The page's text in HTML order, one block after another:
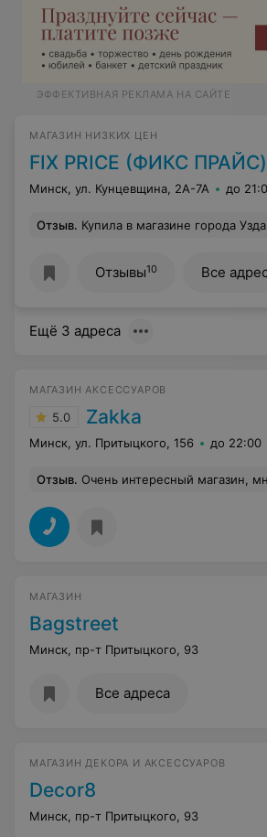
ЭФФЕКТИВНАЯ РЕКЛАМА НА САЙТЕ
МАГАЗИН НИЗКИХ ЦЕН
FIX PRICE (ФИКС ПРАЙС)
Минск, ул. Кунцевщина, 2А-7А до
Отзыв. Купила в магазине города Узда по ул. Степановна, три кухонных ножа для овощей, все они сломались с первого
Отзывы10 Все
Ещё 3 адреса
МАГАЗИН АКСЕССУАРОВ
5.0 Zakka
Минск, ул. Притыцкого, 156 до 22:00
Отзыв. Очень интересный магазин,
МАГАЗИН
Bagstreet
Минск, пр-т Притыцкого, 93
Все адреса
МАГАЗИН ДЕКОРА И АКСЕССУАРОВ
Decor8
Минск, пр-т Притыцкого, 93